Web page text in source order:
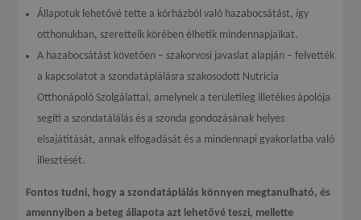
Állapotuk lehetővé tette a kórházból való hazabocsátást, így
otthonukban, szeretteik körében élhetik mindennapjaikat.
A hazabocsátást követően – szakorvosi javaslat alapján – felvették
a kapcsolatot a szondatáplálásra szakosodott Nutricia
Otthonápoló Szolgálattal, amelynek a területileg illetékes ápolója
segíti a szondatálálás és a szonda gondozásának helyes
elsajátítását, annak elfogadását és a mindennapi gyakorlatba való
illesztését.
Fontos tudni, hogy a szondatáplálás könnyen megtanulható, és
amennyiben a beteg állapota azt lehetővé teszi, mellette